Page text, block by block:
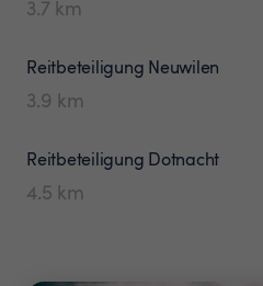
3.7 km
Reitbeteiligung Neuwilen
3.9 km
Reitbeteiligung Dotnacht
4.5 km